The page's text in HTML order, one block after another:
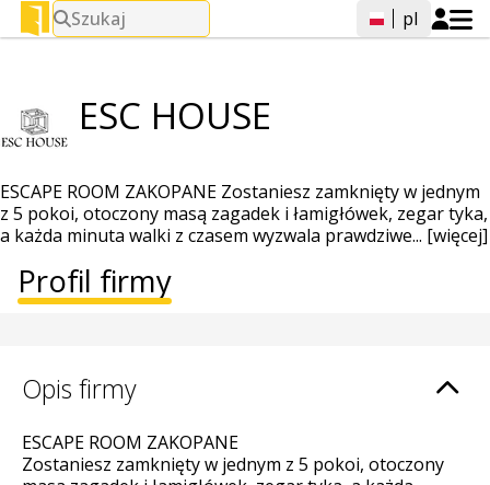
Szukaj pl
ESC HOUSE
ESCAPE ROOM ZAKOPANE Zostaniesz zamknięty w jednym
z 5 pokoi, otoczony masą zagadek i łamigłówek, zegar tyka,
a każda minuta walki z czasem wyzwala prawdziwe... [więcej]
Profil firmy
Opis firmy
ESCAPE ROOM ZAKOPANE
Zostaniesz zamknięty w jednym z 5 pokoi, otoczony